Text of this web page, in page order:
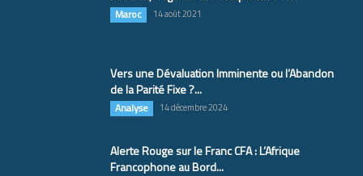
Maroc 14 août 2021
Vers une Dévaluation Imminente ou l’Abandon
de la Parité Fixe ?...
Analyse 14 décembre 2024
Alerte Rouge sur le Franc CFA : L’Afrique
Francophone au Bord...